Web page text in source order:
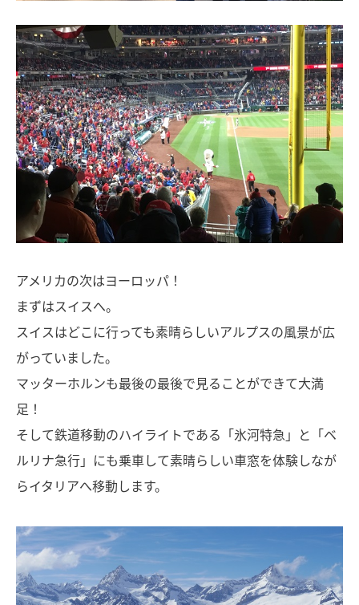
アメリカの次はヨーロッパ！
まずはスイスへ。
スイスはどこに行っても素晴らしいアルプスの風景が広
がっていました。
マッターホルンも最後の最後で見ることができて大満
足！
そして鉄道移動のハイライトである「氷河特急」と「ベ
ルリナ急行」にも乗車して素晴らしい車窓を体験しなが
らイタリアへ移動します。